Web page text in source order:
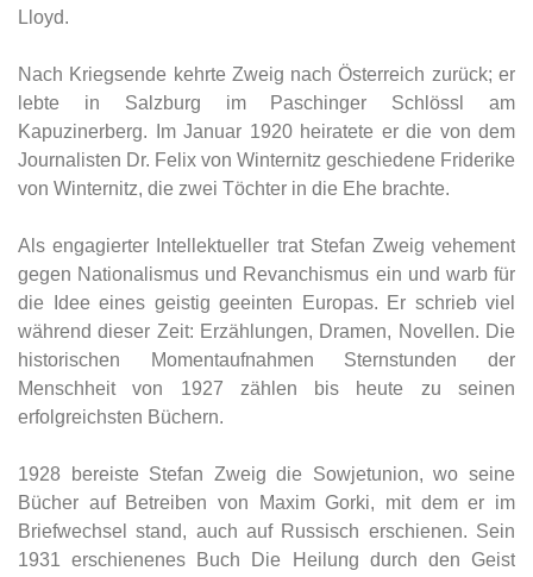
Lloyd.
Nach Kriegsende kehrte Zweig nach Österreich zurück; er
lebte in Salzburg im Paschinger Schlössl am
Kapuzinerberg. Im Januar 1920 heiratete er die von dem
Journalisten Dr. Felix von Winternitz geschiedene Friderike
von Winternitz, die zwei Töchter in die Ehe brachte.
Als engagierter Intellektueller trat Stefan Zweig vehement
gegen Nationalismus und Revanchismus ein und warb für
die Idee eines geistig geeinten Europas. Er schrieb viel
während dieser Zeit: Erzählungen, Dramen, Novellen. Die
historischen Momentaufnahmen Sternstunden der
Menschheit von 1927 zählen bis heute zu seinen
erfolgreichsten Büchern.
1928 bereiste Stefan Zweig die Sowjetunion, wo seine
Bücher auf Betreiben von Maxim Gorki, mit dem er im
Briefwechsel stand, auch auf Russisch erschienen. Sein
1931 erschienenes Buch Die Heilung durch den Geist